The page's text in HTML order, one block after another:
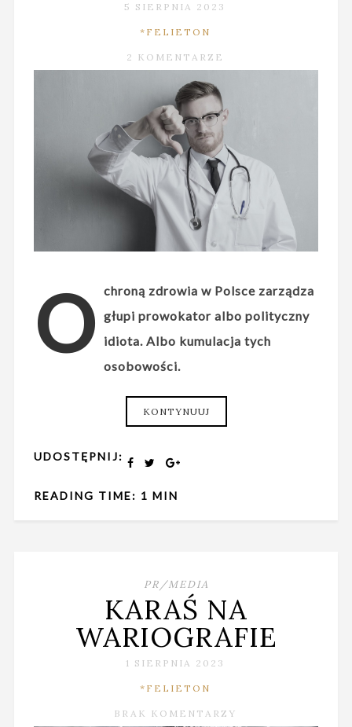
5 SIERPNIA 2023
*FELIETON
2 KOMENTARZE
O chroną zdrowia w Polsce zarządza
głupi prowokator albo polityczny
idiota. Albo kumulacja tych
osobowości.
KONTYNUUJ
UDOSTĘPNIJ:
READING TIME: 1 MIN
PR/MEDIA
KARAŚ NA
WARIOGRAFIE
1 SIERPNIA 2023
*FELIETON
BRAK KOMENTARZY